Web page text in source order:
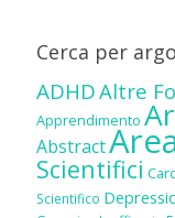
Cerca per
ADHDAltre
Apprendimento
Abstract
Scientifici
Scientifico